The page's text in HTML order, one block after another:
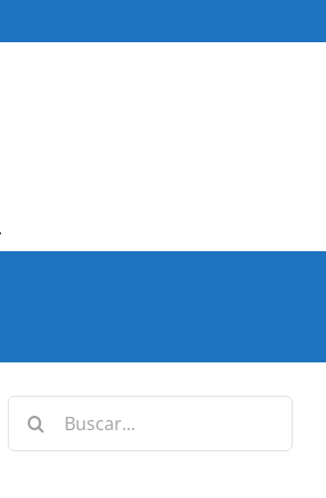
Buscar: